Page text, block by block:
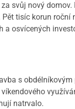
svůj nový domov.
tisíc korun roční
osvícených
s obdélníkovým
natrvalo.